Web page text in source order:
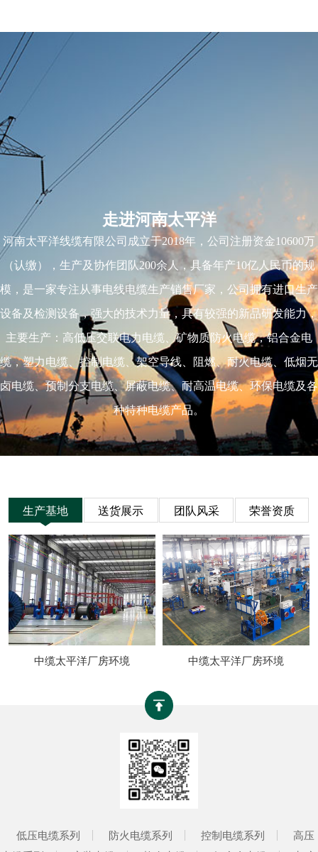
走进河南太平洋
河南太平洋线缆有限公司成立于2018年，公司注册资金10600万
（认缴），生产及协作团队200余人，具备年产10亿人民币的规
模，是一家专注从事电线电缆生产销售厂家，公司拥有进口生产
设备及检测设备，强大的技术力量，具有较强的新品研发能力，
主要生产：高低压交联电力电缆、矿物质防火电缆，铝合金电
缆，塑力电缆、控制电缆、架空导线、阻燃、耐火电缆、低烟无
卤电缆、预制分支电缆、屏蔽电缆、耐高温电缆、环保电缆及各
种特种电缆产品。
生产基地 送货展示 团队风采 荣誉资质
中缆太平洋厂房环境 中缆太平洋厂房环境
低压电缆系列 防火电缆系列 控制电缆系列
高压